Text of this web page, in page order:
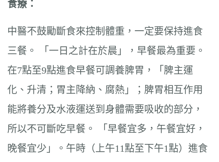
食療：
中醫不鼓勵斷食來控制體重，一定要保持進食
三餐。 「一日之計在於晨」，早餐最為重要。
在7點至9點進食早餐可調養脾胃，「脾主運
化、升清；胃主降納、腐熱」；脾胃相互作用
能將養分及水液運送到身體需要吸收的部分，
所以不可斷吃早餐。 「早餐宜多，午餐宜好，
晚餐宜少」。午時（上午11點至下午1點）進食